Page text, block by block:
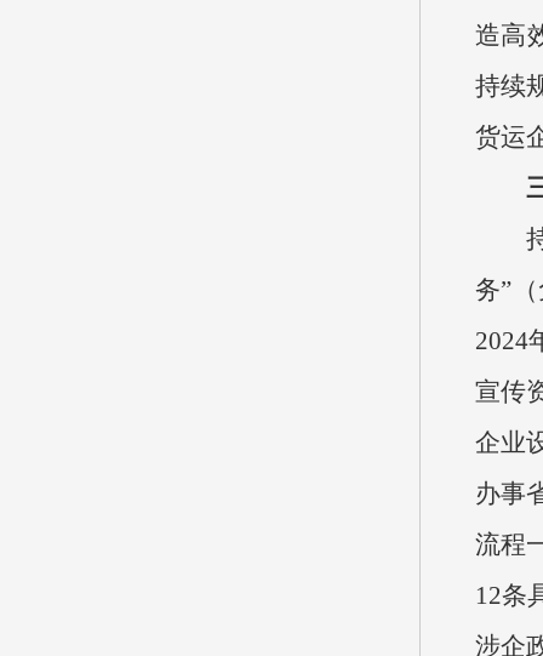
造高
持续
货运
务”
2024
宣传
企业
办事
流程
12条
涉企